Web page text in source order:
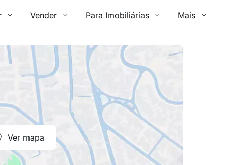
Vender Para Imobiliárias Mais
Ver mapa